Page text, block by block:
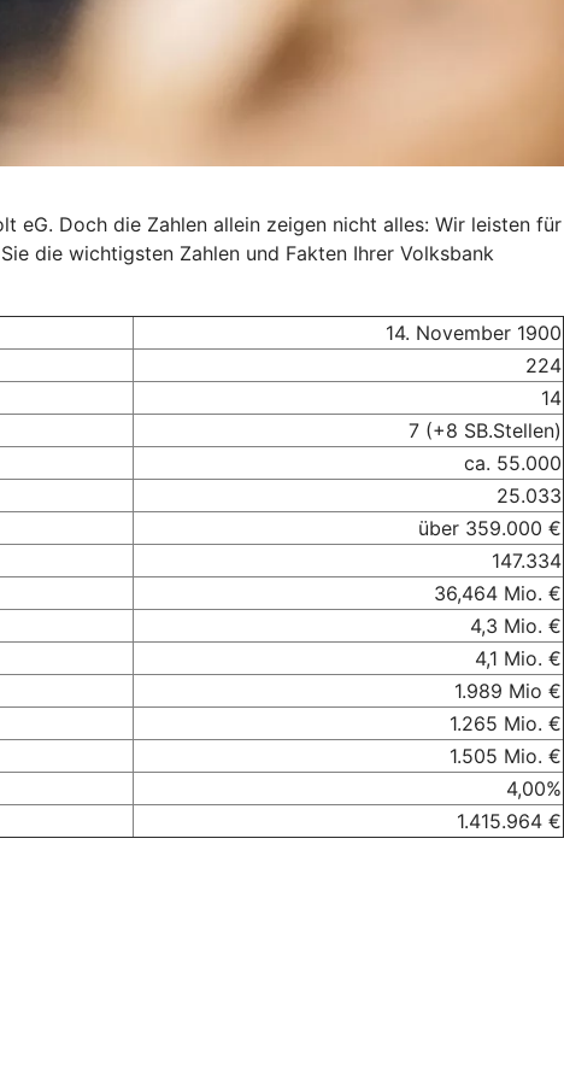
eG. Doch die Zahlen allein zeigen nicht alles: Wir leisten für
die wichtigsten Zahlen und Fakten Ihrer Volksbank
14. November 1900
224
14
7 (+8 SB.Stellen)
ca. 55.000
25.033
über 359.000 €
147.334
36,464 Mio. €
4,3 Mio. €
4,1 Mio. €
1.989 Mio €
1.265 Mio. €
1.505 Mio. €
4,00%
1.415.964 €